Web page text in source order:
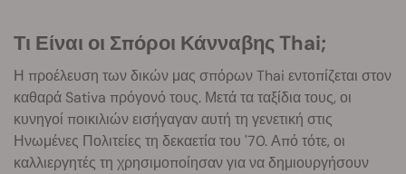
Τι Είναι οι Σπόροι Κάνναβης Thai;
Η προέλευση των δικών μας σπόρων Thai εντοπίζεται στον
καθαρά Sativa πρόγονό τους. Μετά τα ταξίδια τους, οι
κυνηγοί ποικιλιών εισήγαγαν αυτή τη γενετική στις
Ηνωμένες Πολιτείες τη δεκαετία του '70. Από τότε, οι
καλλιεργητές τη χρησιμοποίησαν για να δημιουργήσουν